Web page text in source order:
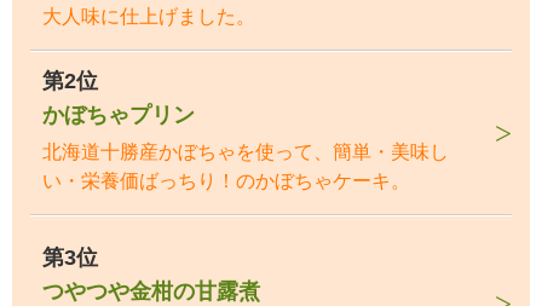
大人味に仕上げました。
第2位
かぼちゃプリン
北海道十勝産かぼちゃを使って、簡単・美味し
い・栄養価ばっちり！のかぼちゃケーキ。
第3位
つやつや金柑の甘露煮